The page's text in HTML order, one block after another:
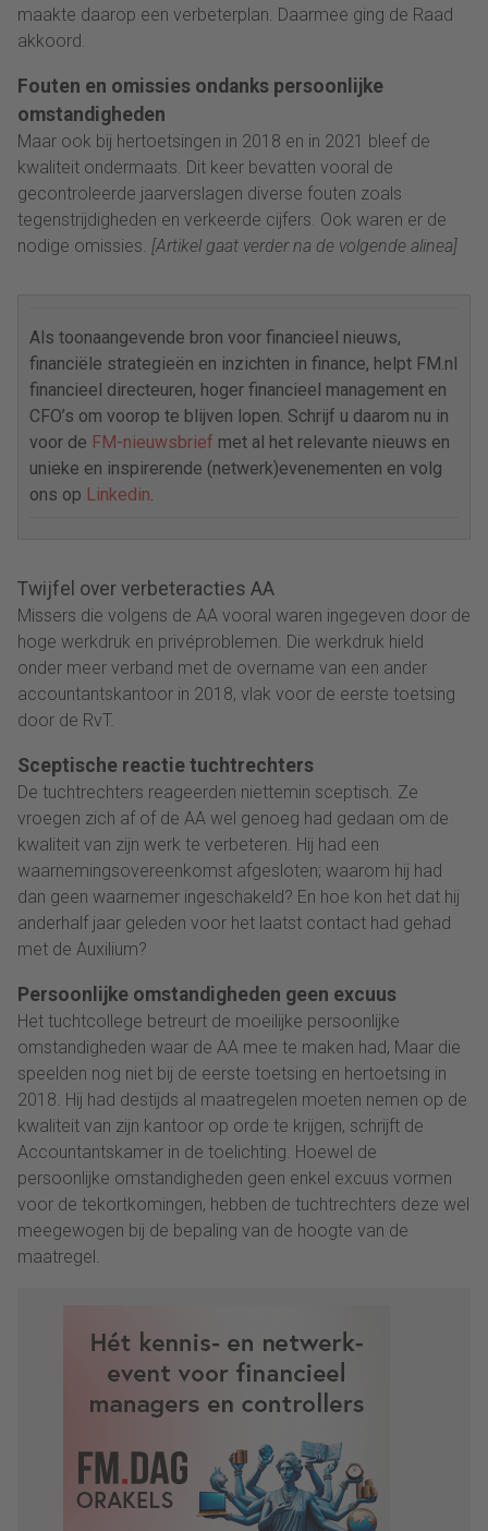
maakte daarop een verbeterplan. Daarmee ging de Raad
akkoord.
Fouten en omissies ondanks persoonlijke
omstandigheden
Maar ook bij hertoetsingen in 2018 en in 2021 bleef de
kwaliteit ondermaats. Dit keer bevatten vooral de
gecontroleerde jaarverslagen diverse fouten zoals
tegenstrijdigheden en verkeerde cijfers. Ook waren er de
nodige omissies. [Artikel gaat verder na de volgende alinea]
Als toonaangevende bron voor financieel nieuws,
financiële strategieën en inzichten in finance, helpt FM.nl
financieel directeuren, hoger financieel management en
CFO’s om voorop te blijven lopen. Schrijf u daarom nu in
voor de FM-nieuwsbrief met al het relevante nieuws en
unieke en inspirerende (netwerk)evenementen en volg
ons op Linkedin.
Twijfel over verbeteracties AA
Missers die volgens de AA vooral waren ingegeven door de
hoge werkdruk en privéproblemen. Die werkdruk hield
onder meer verband met de overname van een ander
accountantskantoor in 2018, vlak voor de eerste toetsing
door de RvT.
Sceptische reactie tuchtrechters
De tuchtrechters reageerden niettemin sceptisch. Ze
vroegen zich af of de AA wel genoeg had gedaan om de
kwaliteit van zijn werk te verbeteren. Hij had een
waarnemingsovereenkomst afgesloten; waarom hij had
dan geen waarnemer ingeschakeld? En hoe kon het dat hij
anderhalf jaar geleden voor het laatst contact had gehad
met de Auxilium?
Persoonlijke omstandigheden geen excuus
Het tuchtcollege betreurt de moeilijke persoonlijke
omstandigheden waar de AA mee te maken had, Maar die
speelden nog niet bij de eerste toetsing en hertoetsing in
2018. Hij had destijds al maatregelen moeten nemen op de
kwaliteit van zijn kantoor op orde te krijgen, schrijft de
Accountantskamer in de toelichting. Hoewel de
persoonlijke omstandigheden geen enkel excuus vormen
voor de tekortkomingen, hebben de tuchtrechters deze wel
meegewogen bij de bepaling van de hoogte van de
maatregel.